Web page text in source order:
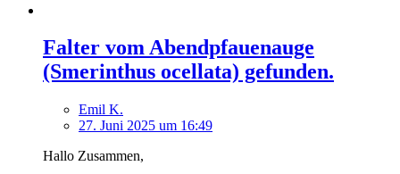
Falter vom Abendpfauenauge
(Smerinthus ocellata) gefunden.
Emil K.
27. Juni 2025 um 16:49
Hallo Zusammen,